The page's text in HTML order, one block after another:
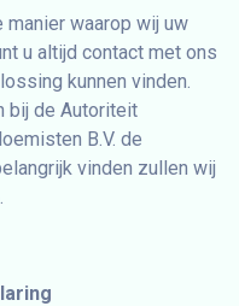
waarop wij uw
u altijd contact met ons
kunnen vinden.
bij de Autoriteit
B.V. de
vinden zullen wij